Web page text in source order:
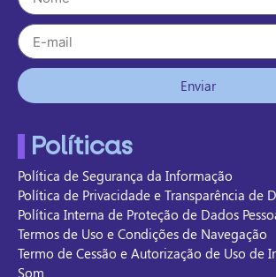
Enviar
Políticas
Política de Segurança da Informação
Política de Privacidade e Transparência de
Política Interna de Proteção de Dados
Termos de Uso e Condições de Navegação
Termo de Cessão e Autorização de Uso de
Som